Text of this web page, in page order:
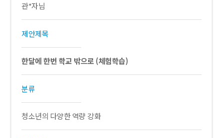
관*자님
제안제목
한달에 한번 학교 밖으로 (체험학습)
분류
청소년의 다양한 역량 강화